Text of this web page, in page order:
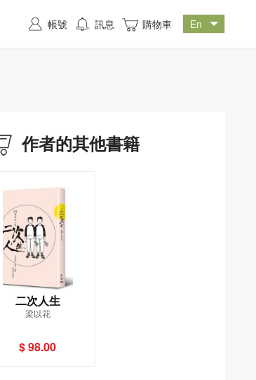
作者的其他書籍
二次人生
梁以花
$ 98.00
帳號 訊息 購物車